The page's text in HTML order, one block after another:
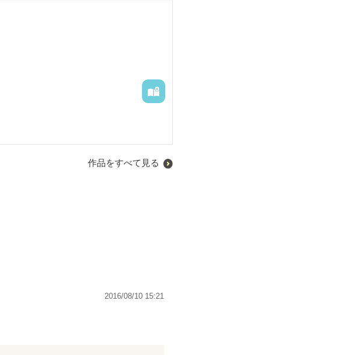
作品をすべて見る
2016/08/10 15:21